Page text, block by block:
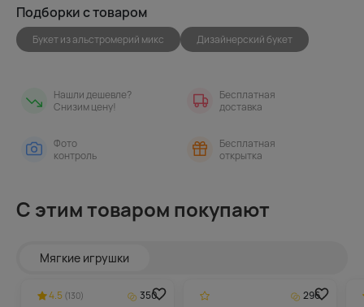
Подборки с товаром
Букет из альстромерий микс Дизайнерский букет
Нашли дешевле?
Снизим цену!
Бесплатная
доставка
Фото
контроль
Бесплатная
открытка
С этим товаром покупают
Мягкие игрушки
4.5 (130) 350 296